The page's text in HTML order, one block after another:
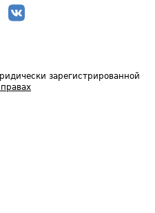
зарегистрированной